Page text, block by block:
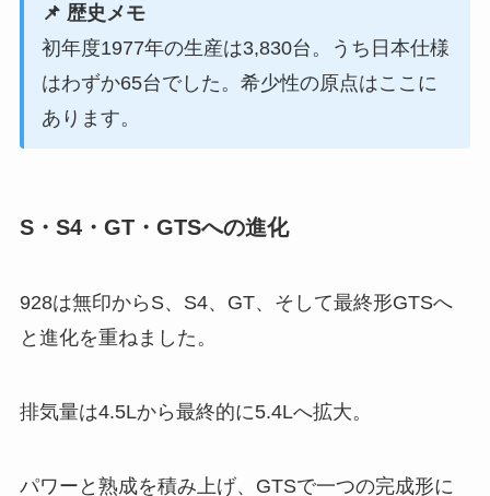
📌 歴史メモ
初年度1977年の生産は3,830台。うち日本仕様
はわずか65台でした。希少性の原点はここに
あります。
S・S4・GT・GTSへの進化
928は無印からS、S4、GT、そして最終形GTSへ
と進化を重ねました。
排気量は4.5Lから最終的に5.4Lへ拡大。
パワーと熟成を積み上げ、GTSで一つの完成形に